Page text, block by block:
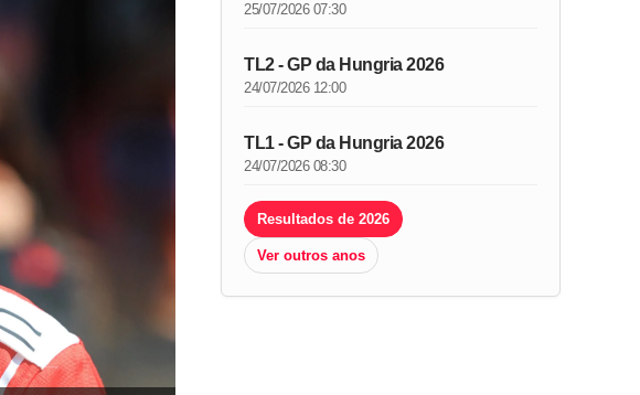
25/07/2026 07:30
TL2 - GP da Hungria 2026
24/07/2026 12:00
TL1 - GP da Hungria 2026
24/07/2026 08:30
Resultados de 2026
Ver outros anos